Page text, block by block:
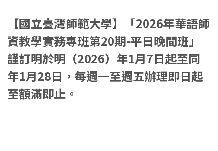
【國立臺灣師範大學】「2026年華語師
資教學實務專班第20期-平日晚間班」
謹訂明於明（2026）年1月7日起至同
年1月28日，每週一至週五辦理即日起
至額滿即止。